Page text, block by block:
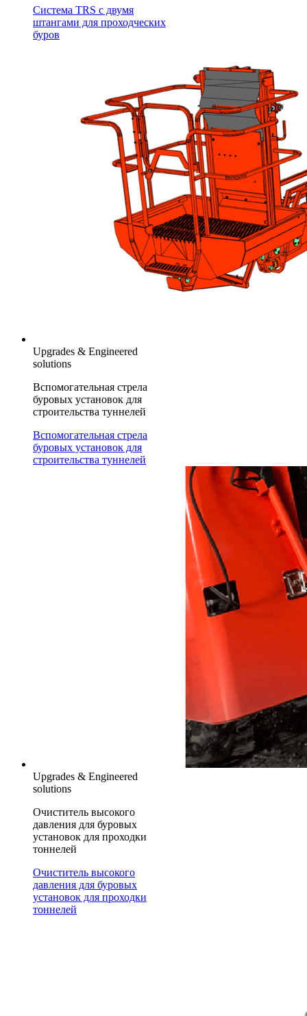
Система TRS с двумя
штангами для проходческих
буров
Upgrades & Engineered
solutions
Вспомогательная стрела
буровых установок для
строительства туннелей
Вспомогательная стрела
буровых установок для
строительства туннелей
Upgrades & Engineered
solutions
Очиститель высокого
давления для буровых
установок для проходки
тоннелей
Очиститель высокого
давления для буровых
установок для проходки
тоннелей